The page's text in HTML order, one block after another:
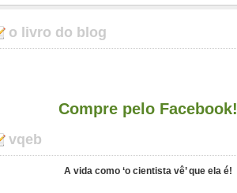
o livro do blog
Compre pelo Facebook!
vqeb
A vida como ‘o cientista vê’ que ela é!